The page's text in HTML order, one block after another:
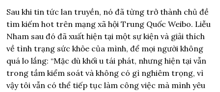
Sau khi tin tức lan truyền, nó đã từng trở thành chủ đề
tìm kiếm hot trên mạng xã hội Trung Quốc Weibo. Liễu
Nham sau đó đã xuất hiện tại một sự kiện và giải thích
về tình trạng sức khỏe của mình, để mọi người không
quá lo lắng: “Mặc dù khối u tái phát, nhưng hiện tại vẫn
trong tầm kiểm soát và không có gì nghiêm trọng, vì
vậy tôi vẫn có thể tiếp tục làm công việc mà mình yêu